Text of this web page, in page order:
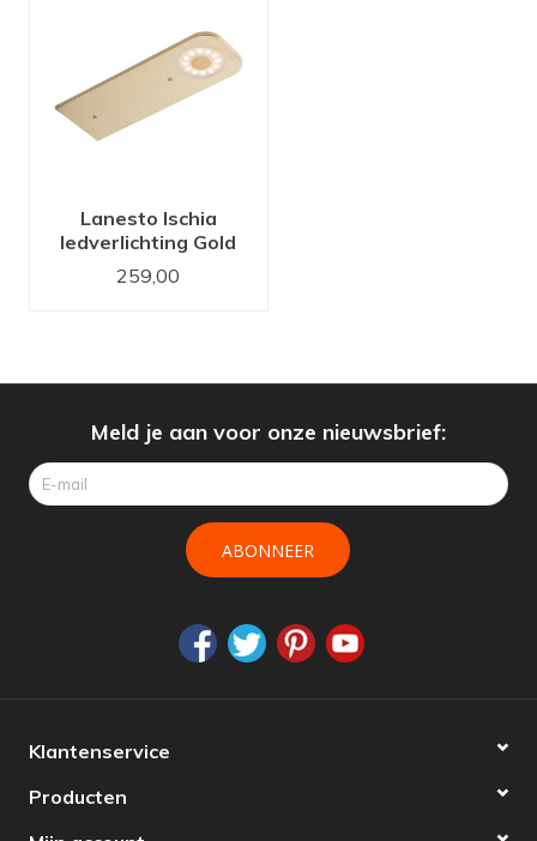
Lanesto Ischia
ledverlichting Gold
met wanddimmer
Jung/Gira set van 2
259,00
Meld je aan voor onze nieuwsbrief:
ABONNEER
Klantenservice
Producten